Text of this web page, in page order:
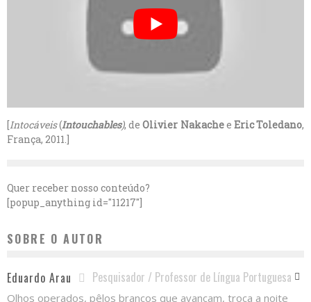
[Intocáveis(Intouchables), deOlivier Nakachee Eric Toledano,
França, 2011.]
Quer receber nosso conteúdo?
[popup_anything id="11217"]
SOBRE O AUTOR
Eduardo Arau Pesquisador / Professor de Língua Portuguesa
Olhos operados, pêlos brancos que avançam, troca a noite